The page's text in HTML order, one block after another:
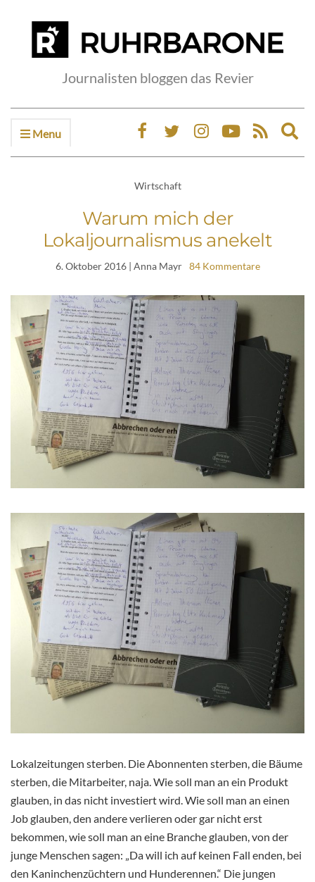
Journalisten bloggen das Revier
Menu
Wirtschaft
Warum mich der
Lokaljournalismus anekelt
6. Oktober 2016| Anna Mayr 84 Kommentare
Lokalzeitungen sterben. Die Abonnenten sterben, die Bäume
sterben, die Mitarbeiter, naja. Wie soll man an ein Produkt
glauben, in das nicht investiert wird. Wie soll man an einen
Job glauben, den andere verlieren oder gar nicht erst
bekommen, wie soll man an eine Branche glauben, von der
junge Menschen sagen: „Da will ich auf keinen Fall enden, bei
den Kaninchenzüchtern und Hunderennen.“ Die jungen